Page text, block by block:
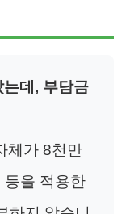
데, 부담금
체가 8천만
등을 적용한